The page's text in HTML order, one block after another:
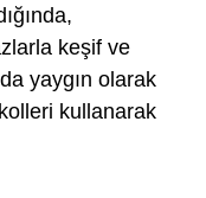
keşif ve
yaygın olarak
kullanarak